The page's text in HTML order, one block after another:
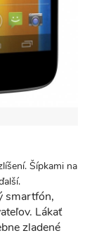
Šípkami na
smartfón,
Lákať
zladené